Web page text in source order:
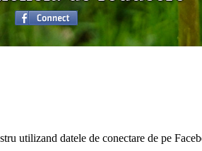
utilizand datele de conectare de pe